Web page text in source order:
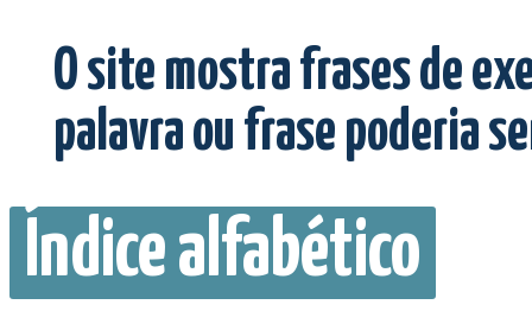
O site mostra frases de
palavra ou frase poderia
Índice alfabético